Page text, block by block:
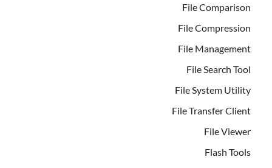
File Comparison
File Compression
File Management
File Search Tool
File System Utility
File Transfer Client
File Viewer
Flash Tools